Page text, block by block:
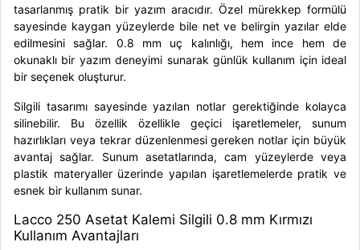
tasarlanmış pratik bir yazım aracıdır. Özel mürekkep formülü
sayesinde kaygan yüzeylerde bile net ve belirgin yazılar elde
edilmesini sağlar. 0.8 mm uç kalınlığı, hem ince hem de
okunaklı bir yazım deneyimi sunarak günlük kullanım için ideal
bir seçenek oluşturur.
Silgili tasarımı sayesinde yazılan notlar gerektiğinde kolayca
silinebilir. Bu özellik özellikle geçici işaretlemeler, sunum
hazırlıkları veya tekrar düzenlenmesi gereken notlar için büyük
avantaj sağlar. Sunum asetatlarında, cam yüzeylerde veya
plastik materyaller üzerinde yapılan işaretlemelerde pratik ve
esnek bir kullanım sunar.
Lacco 250 Asetat Kalemi Silgili 0.8 mm Kırmızı
Kullanım Avantajları